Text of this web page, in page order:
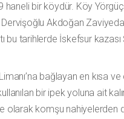
bir köydür. Köy Yörgüç
Akdoğan
tarihlerde İskefsur
bağlayan en kısa
bir ipek yoluna ait
olarak komşu